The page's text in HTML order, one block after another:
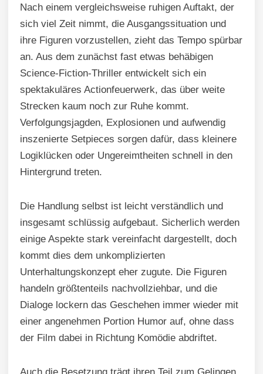
Nach einem vergleichsweise ruhigen Auftakt, der
sich viel Zeit nimmt, die Ausgangssituation und
ihre Figuren vorzustellen, zieht das Tempo spürbar
an. Aus dem zunächst fast etwas behäbigen
Science-Fiction-Thriller entwickelt sich ein
spektakuläres Actionfeuerwerk, das über weite
Strecken kaum noch zur Ruhe kommt.
Verfolgungsjagden, Explosionen und aufwendig
inszenierte Setpieces sorgen dafür, dass kleinere
Logiklücken oder Ungereimtheiten schnell in den
Hintergrund treten.
Die Handlung selbst ist leicht verständlich und
insgesamt schlüssig aufgebaut. Sicherlich werden
einige Aspekte stark vereinfacht dargestellt, doch
kommt dies dem unkomplizierten
Unterhaltungskonzept eher zugute. Die Figuren
handeln größtenteils nachvollziehbar, und die
Dialoge lockern das Geschehen immer wieder mit
einer angenehmen Portion Humor auf, ohne dass
der Film dabei in Richtung Komödie abdriftet.